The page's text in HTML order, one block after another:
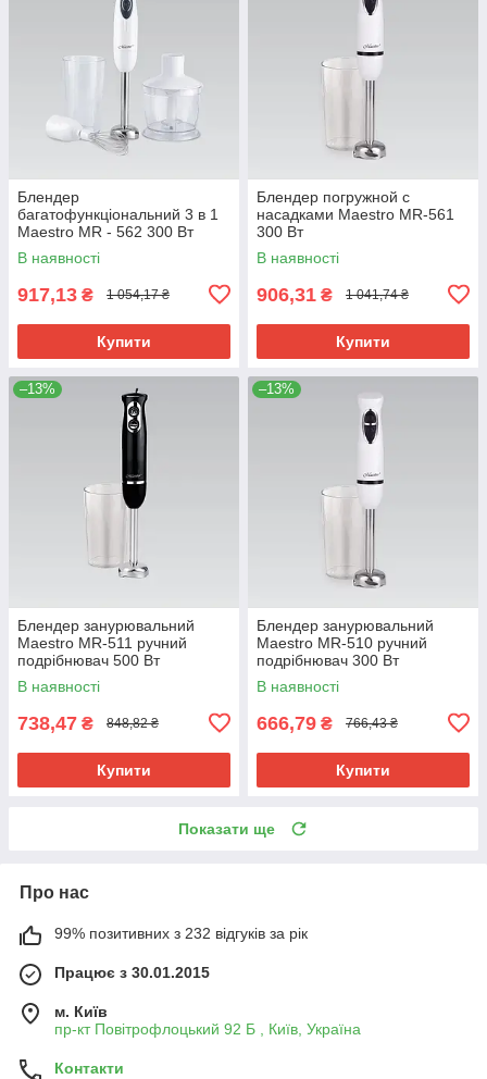
Блендер
багатофункціональний 3 в 1
Maestro MR - 562 300 Вт
В наявності
917,13 ₴ 1 054,17 ₴
Купити
Блендер погружной с
насадками Maestro MR-561
300 Вт
многофункциональный
блендер для измельчения и
В наявності
906,31 ₴ 1 041,74 ₴
Купити
–13%
Блендер занурювальний
Maestro MR-511 ручний
подрібнювач 500 Вт
В наявності
738,47 ₴ 848,82 ₴
Купити
–13%
Блендер занурювальний
Maestro MR-510 ручний
подрібнювач 300 Вт
В наявності
666,79 ₴ 766,43 ₴
Купити
Показати ще
Про нас
99% позитивних з 232 відгуків за рік
Працює з 30.01.2015
м. Київ
пр-кт Повітрофлоцький 92 Б , Київ, Україна
Контакти